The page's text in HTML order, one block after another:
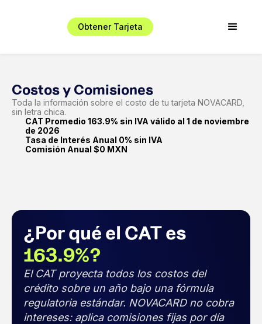
Obtener Tarjeta
Costos y Comisiones
Toda la información sobre el costo de tu tarjeta NOVACARD,
sin letra chica.
CAT Promedio 163.9% sin IVA válido al 1 de noviembre
de 2026
Tasa de Interés Anual 0% sin IVA
Comisión Anual $0 MXN
¿Por qué el CAT es
163.9%?
El CAT proyecta todos los costos del
crédito sobre un año bajo una fórmula
regulatoria estándar. NOVACARD no cobra
intereses: aplica comisiones fijas por día